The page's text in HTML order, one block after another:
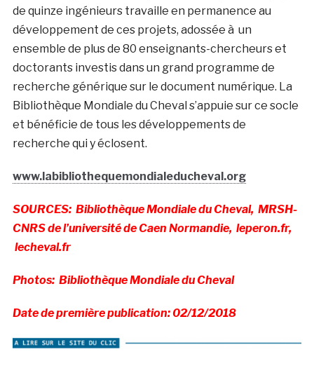
de quinze ingénieurs travaille en permanence au
développement de ces projets, adossée à un
ensemble de plus de 80 enseignants-chercheurs et
doctorants investis dans un grand programme de
recherche générique sur le document numérique. La
Bibliothèque Mondiale du Cheval s’appuie sur ce socle
et bénéficie de tous les développements de
recherche qui y éclosent.
www.labibliothequemondialeducheval.org
SOURCES: Bibliothèque Mondiale du Cheval, MRSH-
CNRS de l’université de Caen Normandie, leperon.fr,
lecheval.fr
Photos: Bibliothèque Mondiale du Cheval
Date de première publication: 02/12/2018